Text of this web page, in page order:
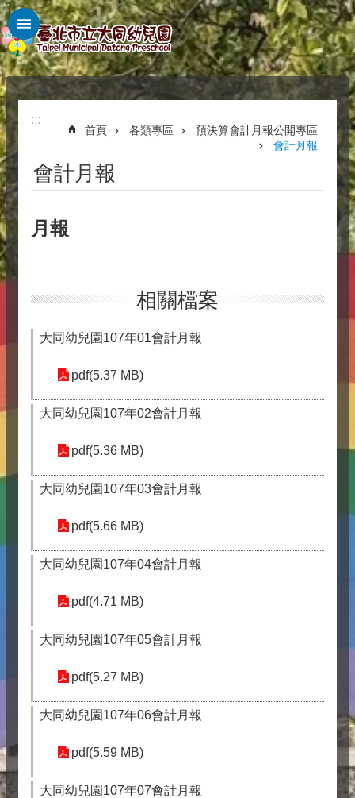
跳到主要內容區塊
:::
:::
首頁 各類專區
預決算會計月報公開專區
會計月報
會計月報
月報
相關檔案
大同幼兒園107年01會計月報
pdf(5.37 MB)
大同幼兒園107年02會計月報
pdf(5.36 MB)
大同幼兒園107年03會計月報
pdf(5.66 MB)
大同幼兒園107年04會計月報
pdf(4.71 MB)
大同幼兒園107年05會計月報
pdf(5.27 MB)
大同幼兒園107年06會計月報
pdf(5.59 MB)
大同幼兒園107年07會計月報